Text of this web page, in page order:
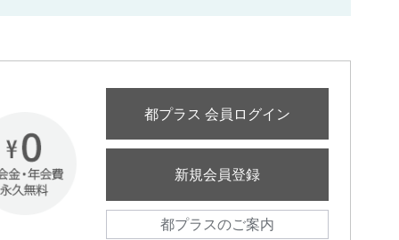
都プラス 会員ログイン
新規会員登録
都プラスのご案内